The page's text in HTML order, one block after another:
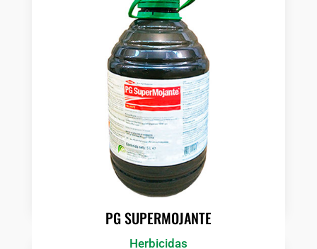
PG SUPERMOJANTE
Herbicidas